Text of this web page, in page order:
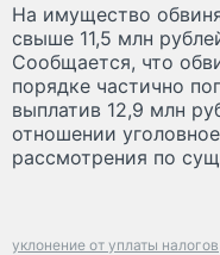
На имущество
свыше 11,5 млн
Сообщается, что
порядке частично
выплатив 12,9 млн
отношении
рассмотрения по
уклонение от уплаты налогов